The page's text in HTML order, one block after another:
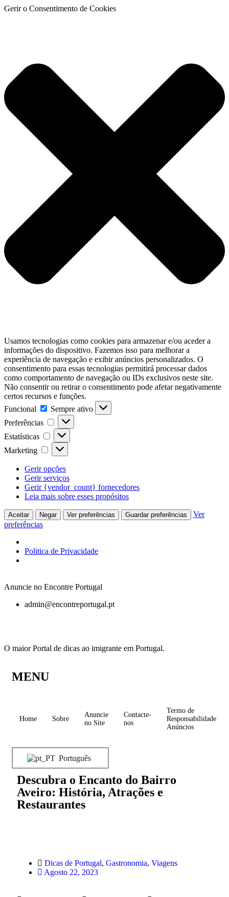
Gerir o Consentimento de Cookies
Usamos tecnologias como cookies para armazenar e/ou aceder a
informações do dispositivo. Fazemos isso para melhorar a
experiência de navegação e exibir anúncios personalizados. O
consentimento para essas tecnologias permitirá processar dados
como comportamento de navegação ou IDs exclusivos neste site.
Não consentir ou retirar o consentimento pode afetar negativamente
certos recursos e funções.
Funcional
Sempre ativo
Preferências
Estatísticas
Marketing
Gerir opções
Gerir serviços
Gerir {vendor_count} fornecedores
Leia mais sobre esses propósitos
Aceitar Negar Ver preferências Guardar preferências
Ver
preferências
Politica de Privacidade
Anuncie no Encontre Portugal
admin@encontreportugal.pt
O maior Portal de dicas ao imigrante em Portugal.
MENU
Home Sobre
Anuncie
no Site
Contacte-
nos
Termo de
Responsabilidade
Anúncios
Português
Descubra o Encanto do Bairro
Aveiro: História, Atrações e
Restaurantes
Dicas de Portugal, Gastronomia, Viagens
Agosto 22, 2023